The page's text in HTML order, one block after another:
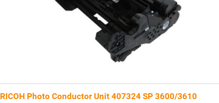
RICOH Photo Conductor Unit 407324 SP 3600/3610